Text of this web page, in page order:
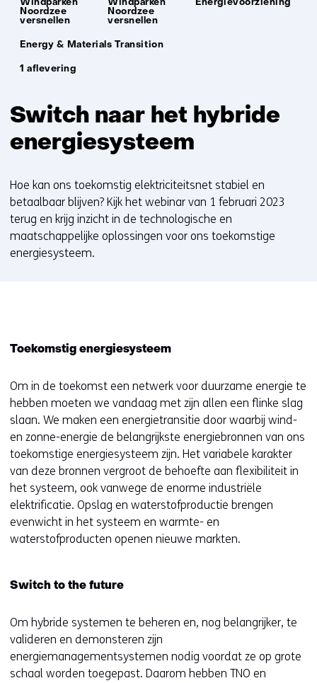
Windparken
Noordzee
versnellen
Windparken
Noordzee
versnellen
Energievoorziening
Unit:
Energy & Materials Transition
1 aflevering
Switch naar het hybride
energiesysteem
Hoe kan ons toekomstig elektriciteitsnet stabiel en
betaalbaar blijven? Kijk het webinar van 1 februari 2023
terug en krijg inzicht in de technologische en
maatschappelijke oplossingen voor ons toekomstige
energiesysteem.
Toekomstig energiesysteem
Om in de toekomst een netwerk voor duurzame energie te
hebben moeten we vandaag met zijn allen een flinke slag
slaan. We maken een energietransitie door waarbij wind-
en zonne-energie de belangrijkste energiebronnen van ons
toekomstige energiesysteem zijn. Het variabele karakter
van deze bronnen vergroot de behoefte aan flexibiliteit in
het systeem, ook vanwege de enorme industriële
elektrificatie. Opslag en waterstofproductie brengen
evenwicht in het systeem en warmte- en
waterstofproducten openen nieuwe markten.
Switch to the future
Om hybride systemen te beheren en, nog belangrijker, te
valideren en demonsteren zijn
energiemanagementsystemen nodig voordat ze op grote
schaal worden toegepast. Daarom hebben TNO en